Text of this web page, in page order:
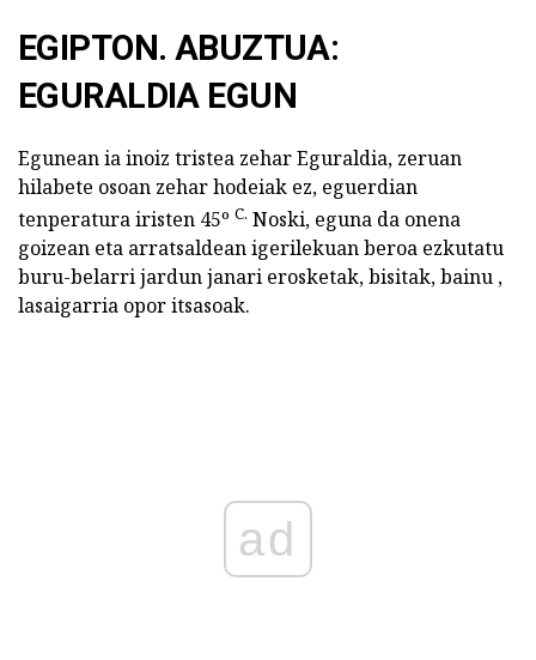
EGIPTON. ABUZTUA:
EGURALDIA EGUN
Egunean ia inoiz tristea zehar Eguraldia, zeruan
hilabete osoan zehar hodeiak ez, eguerdian
tenperatura iristen 45º C. Noski, eguna da onena
goizean eta arratsaldean igerilekuan beroa ezkutatu
buru-belarri jardun janari erosketak, bisitak, bainu ,
lasaigarria opor itsasoak.
ad